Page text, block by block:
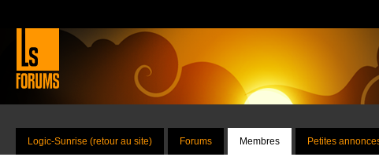
Logic-Sunrise (retour au site) Forums Membres Petites